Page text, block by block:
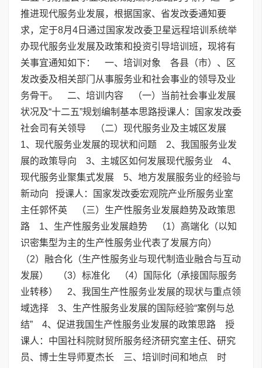
推进现代服务业发展，根据国家、省发改委通知要
求，定于8月4日通过国家发改委卫星远程培训系统举
办现代服务业发展及政策和投资引导培训班，现将有
关事宜通知如下： 一、培训对象 各县（市）、区
发改委及相关部门从事服务业和社会事业的领导及业
务骨干。 二、培训内容 （一）当前社会事业发展
状况及“十二五”规划编制基本思路授课人：国家发改委
社会司有关领导 （二）现代服务业及主城区发展
1、现代服务业发展的现状和问题 2、我国服务业发
展的政策导向 3、主城区如何发展现代服务业 4、
现代服务业聚集式发展 5、地方发展服务业的经验与
新动向 授课人：国家发改委宏观院产业所服务业室
主任郭怀英 （三）生产性服务业发展趋势及政策思
路 1、生产性服务业发展趋势 （1）高端化（以知
识密集型为主的生产性服务业代表了发展方向）
（2）融合化（生产性服务业与现代制造业融合与互动
发展） （3）标准化 （4）国际化（承接国际服务
业转移） 2、我国生产性服务业发展的现状与重点领
域选择 3、生产性服务业发展的国际经验“案例与总
结” 4、促进我国生产性服务业发展的政策思路 授
课人：中国社科院财贸所服务经济研究室主任、研究
员、博士生导师夏杰长 三、培训时间和地点 时